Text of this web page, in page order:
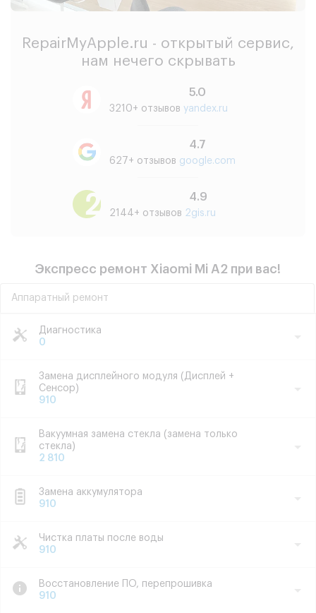
RepairMyApple.ru - открытый сервис,
нам нечего скрывать
5.0
3210+ отзывов yandex.ru
4.7
627+ отзывов google.com
4.9
2144+ отзывов 2gis.ru
Экспресс ремонт Xiaomi Mi A2 при вас!
Аппаратный ремонт
Диагностика
0
Замена дисплейного модуля (Дисплей +
Сенсор)
910
Вакуумная замена стекла (замена только
стекла)
2 810
Замена аккумулятора
910
Чистка платы после воды
910
Восстановление ПО, перепрошивка
910